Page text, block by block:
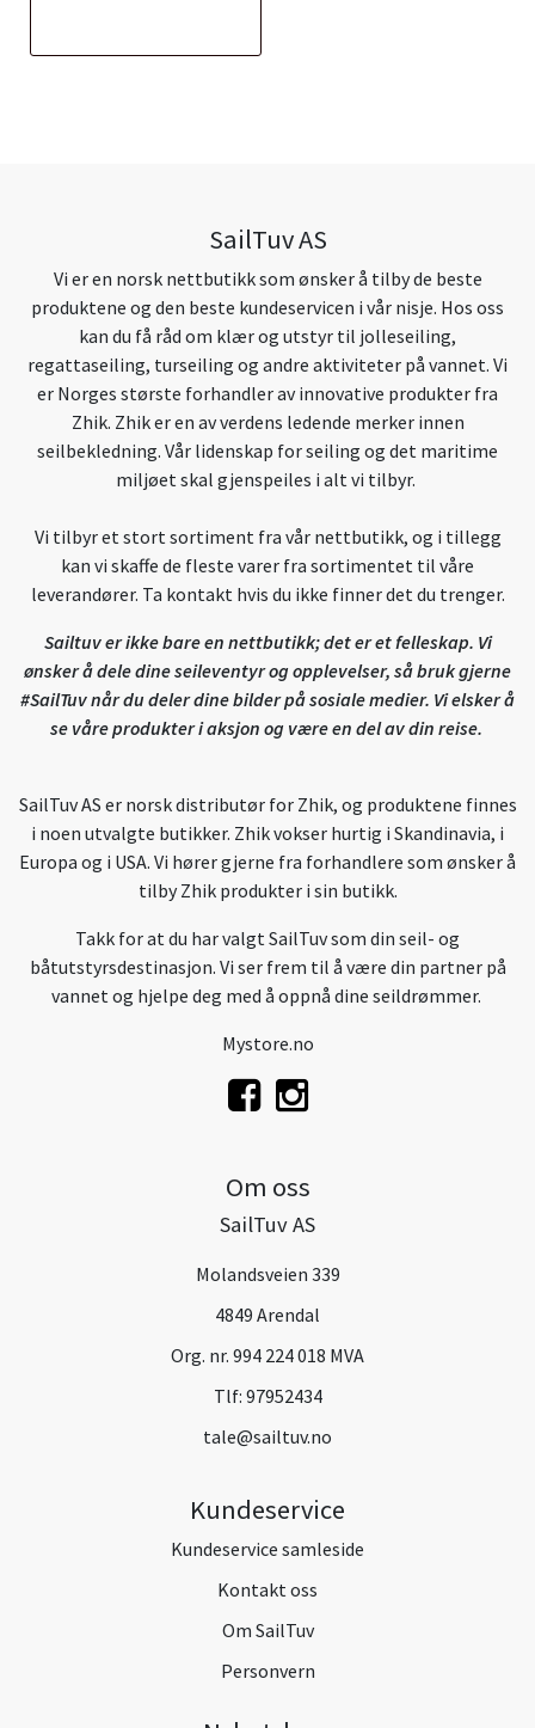
SailTuv AS
Vi er en norsk nettbutikk som ønsker å tilby de beste
produktene og den beste kundeservicen i vår nisje. Hos oss
kan du få råd om klær og utstyr til jolleseiling,
regattaseiling, turseiling og andre aktiviteter på vannet. Vi
er Norges største forhandler av innovative produkter fra
Zhik. Zhik er en av verdens ledende merker innen
seilbekledning. Vår lidenskap for seiling og det maritime
miljøet skal gjenspeiles i alt vi tilbyr.
Vi tilbyr et stort sortiment fra vår nettbutikk, og i tillegg
kan vi skaffe de fleste varer fra sortimentet til våre
leverandører. Ta kontakt hvis du ikke finner det du trenger.
Sailtuv er ikke bare en nettbutikk; det er et felleskap. Vi
ønsker å dele dine seileventyr og opplevelser, så bruk gjerne
#SailTuv når du deler dine bilder på sosiale medier. Vi elsker å
se våre produkter i aksjon og være en del av din reise.
SailTuv AS er norsk distributør for Zhik, og produktene finnes
i noen utvalgte butikker. Zhik vokser hurtig i Skandinavia, i
Europa og i USA. Vi hører gjerne fra forhandlere som ønsker å
tilby Zhik produkter i sin butikk.
Takk for at du har valgt SailTuv som din seil- og
båtutstyrsdestinasjon. Vi ser frem til å være din partner på
vannet og hjelpe deg med å oppnå dine seildrømmer.
Mystore.no
Om oss
SailTuv AS
Molandsveien 339
4849 Arendal
Org. nr. 994 224 018 MVA
Tlf: 97952434
tale@sailtuv.no
Kundeservice
Kundeservice samleside
Kontakt oss
Om SailTuv
Personvern